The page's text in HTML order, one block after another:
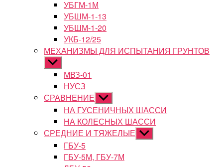
УБГМ-1М
УБШМ-1-13
УБШМ-1-20
УКБ-12/25
МЕХАНИЗМЫ ДЛЯ ИСПЫТАНИЯ ГРУНТОВ
Показывать
подменюМВЗ-01
НУСЗ
СРАВНЕНИЕ Показывать
подменю
НА ГУСЕНИЧНЫХ ШАССИ
НА КОЛЕСНЫХ ШАССИ
СРЕДНИЕ И ТЯЖЕЛЫЕ Показывать
подменю
ГБУ-5
ГБУ-5М, ГБУ-7М